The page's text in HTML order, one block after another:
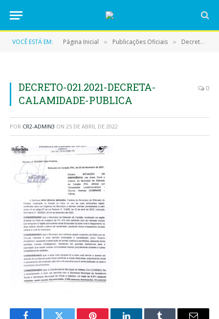
VOCÊ ESTÁ EM: Página Inicial » Publicações Oficiais » Decretos
DECRETO-021.2021-DECRETA-
CALAMIDADE-PUBLICA
0
POR CR2-ADMIN3 ON 25 DE ABRIL DE 2022